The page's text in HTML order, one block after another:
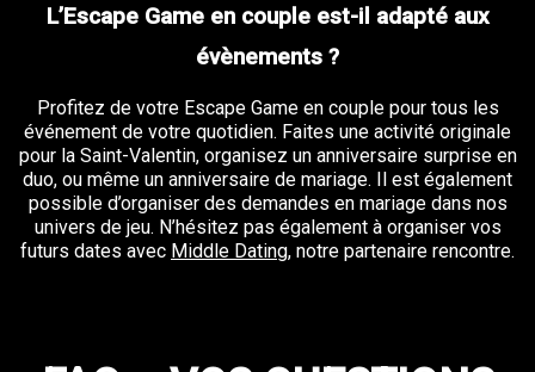
L’Escape Game en couple est-il adapté aux
évènements ?
Profitez de votre Escape Game en couple pour tous les
événement de votre quotidien. Faites une activité originale
pour la Saint-Valentin, organisez un anniversaire surprise en
duo, ou même un anniversaire de mariage. Il est également
possible d’organiser des demandes en mariage dans nos
univers de jeu. N’hésitez pas également à organiser vos
futurs dates avec Middle Dating, notre partenaire rencontre.